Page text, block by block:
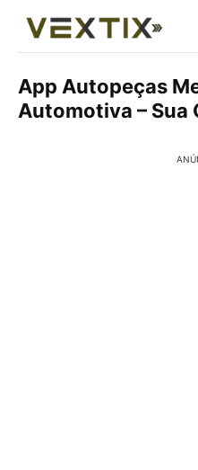
App Autopeças
Automotiva – Sua